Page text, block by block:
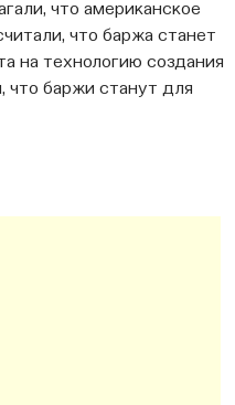
что американское
что баржа станет
на технологию создания
что баржи станут для